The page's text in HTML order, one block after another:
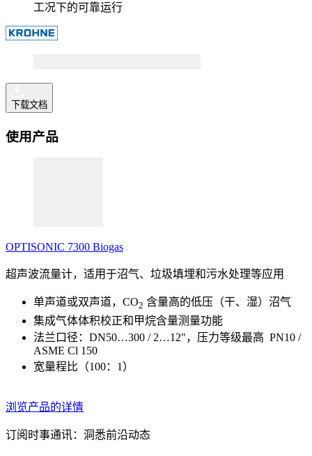
工况下的可靠运行
下载文档
使用产品
OPTISONIC 7300 Biogas
超声波流量计，适用于沼气、垃圾填埋和污水处理等应用
单声道或双声道，CO2 含量高的低压（干、湿）沼气
集成气体体积校正和甲烷含量测量功能
法兰口径：DN50…300 / 2…12"，压力等级最高 PN10 /
ASME Cl 150
宽量程比（100：1）
浏览产品的详情
订阅时事通讯：洞悉前沿动态